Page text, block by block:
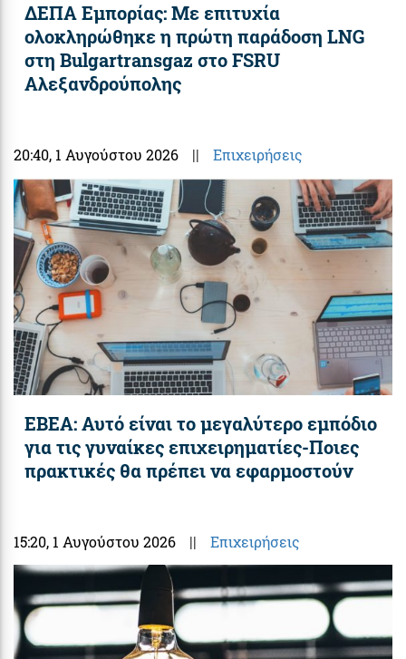
ΔΕΠΑ Εμπορίας: Με επιτυχία
ολοκληρώθηκε η πρώτη παράδοση LNG
στη Bulgartransgaz στο FSRU
Αλεξανδρούπολης
20:40, 1 Αυγούστου 2026 || Επιχειρήσεις
ΕΒΕΑ: Αυτό είναι το μεγαλύτερο εμπόδιο
για τις γυναίκες επιχειρηματίες-Ποιες
πρακτικές θα πρέπει να εφαρμοστούν
15:20, 1 Αυγούστου 2026 || Επιχειρήσεις